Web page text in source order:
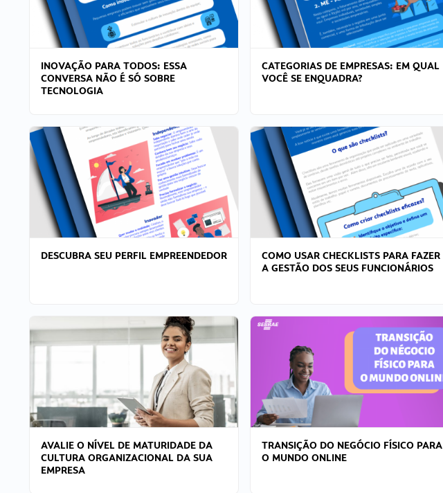
INOVAÇÃO PARA TODOS: ESSA
CONVERSA NÃO É SÓ SOBRE
TECNOLOGIA
CATEGORIAS DE EMPRESAS: EM QUAL
VOCÊ SE ENQUADRA?
DESCUBRA SEU PERFIL EMPREENDEDOR
COMO USAR CHECKLISTS PARA FAZER
A GESTÃO DOS SEUS FUNCIONÁRIOS
AVALIE O NÍVEL DE MATURIDADE DA
CULTURA ORGANIZACIONAL DA SUA
EMPRESA
TRANSIÇÃO DO NEGÓCIO FÍSICO PARA
O MUNDO ONLINE